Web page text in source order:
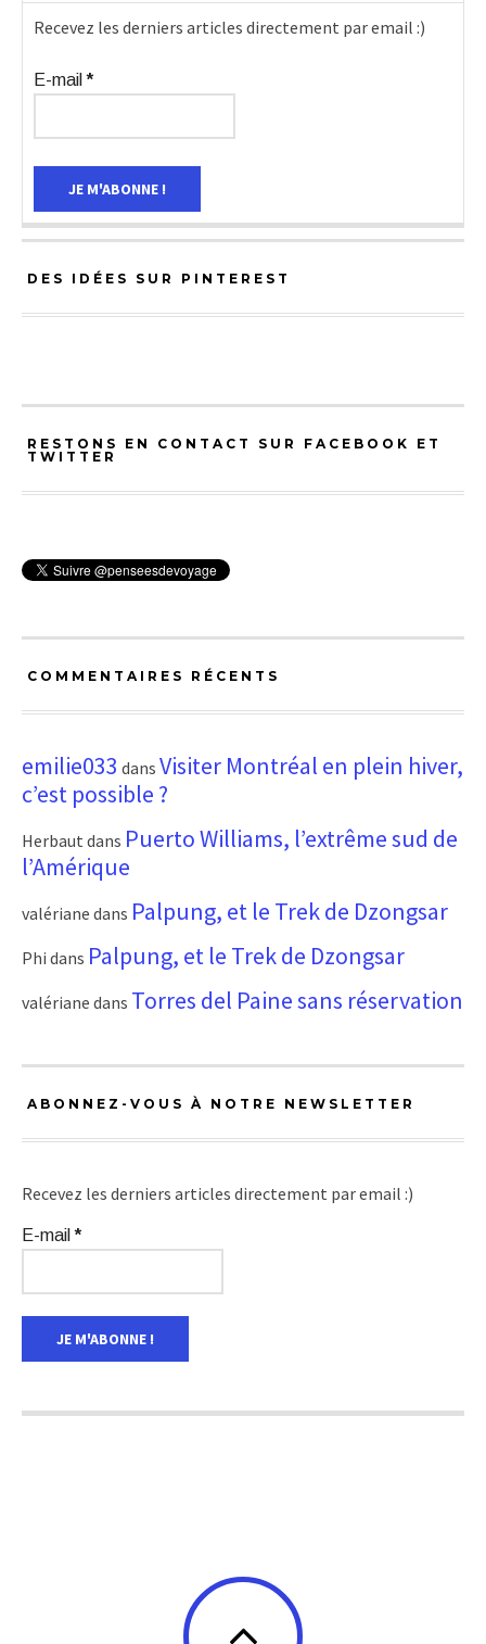
Recevez les derniers articles directement par email :)
E-mail*
DES IDÉES SUR PINTEREST
RESTONS EN CONTACT SUR FACEBOOK ET
TWITTER
COMMENTAIRES RÉCENTS
emilie033 dans Visiter Montréal en plein hiver,
c’est possible ?
Herbaut dans Puerto Williams, l’extrême sud de
l’Amérique
valériane dans Palpung, et le Trek de Dzongsar
Phi dans Palpung, et le Trek de Dzongsar
valériane dans Torres del Paine sans réservation
ABONNEZ-VOUS À NOTRE NEWSLETTER
Recevez les derniers articles directement par email :)
E-mail*